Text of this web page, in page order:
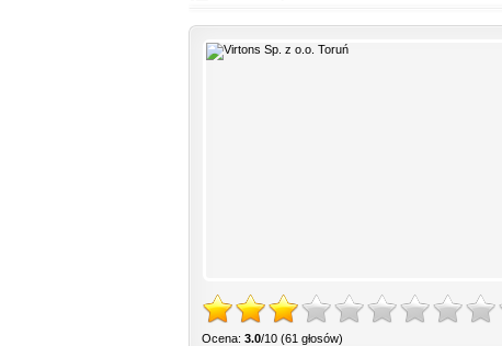
Ocena: 3.0/10 (61 głosów)